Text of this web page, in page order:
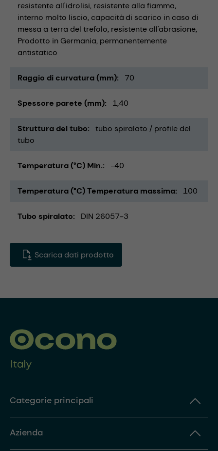
resistente all'idrolisi resistente alla fiamma
interno molto liscio capacità di scarico in caso di
messa a terra del trefolo resistente all'abrasione
Prodotto in Germania permanentemente
antistatico
Raggio di curvatura (mm) 70
Spessore parete (mm) 1,40
Struttura del tubo
tubo spiralato / profile del
tubo
Temperatura (°C) Min. -40
Temperatura (°C) Temperatura massima 100
Tubo spiralato DIN 26057-3
Scarica dati prodotto
Categorie principali
Azienda